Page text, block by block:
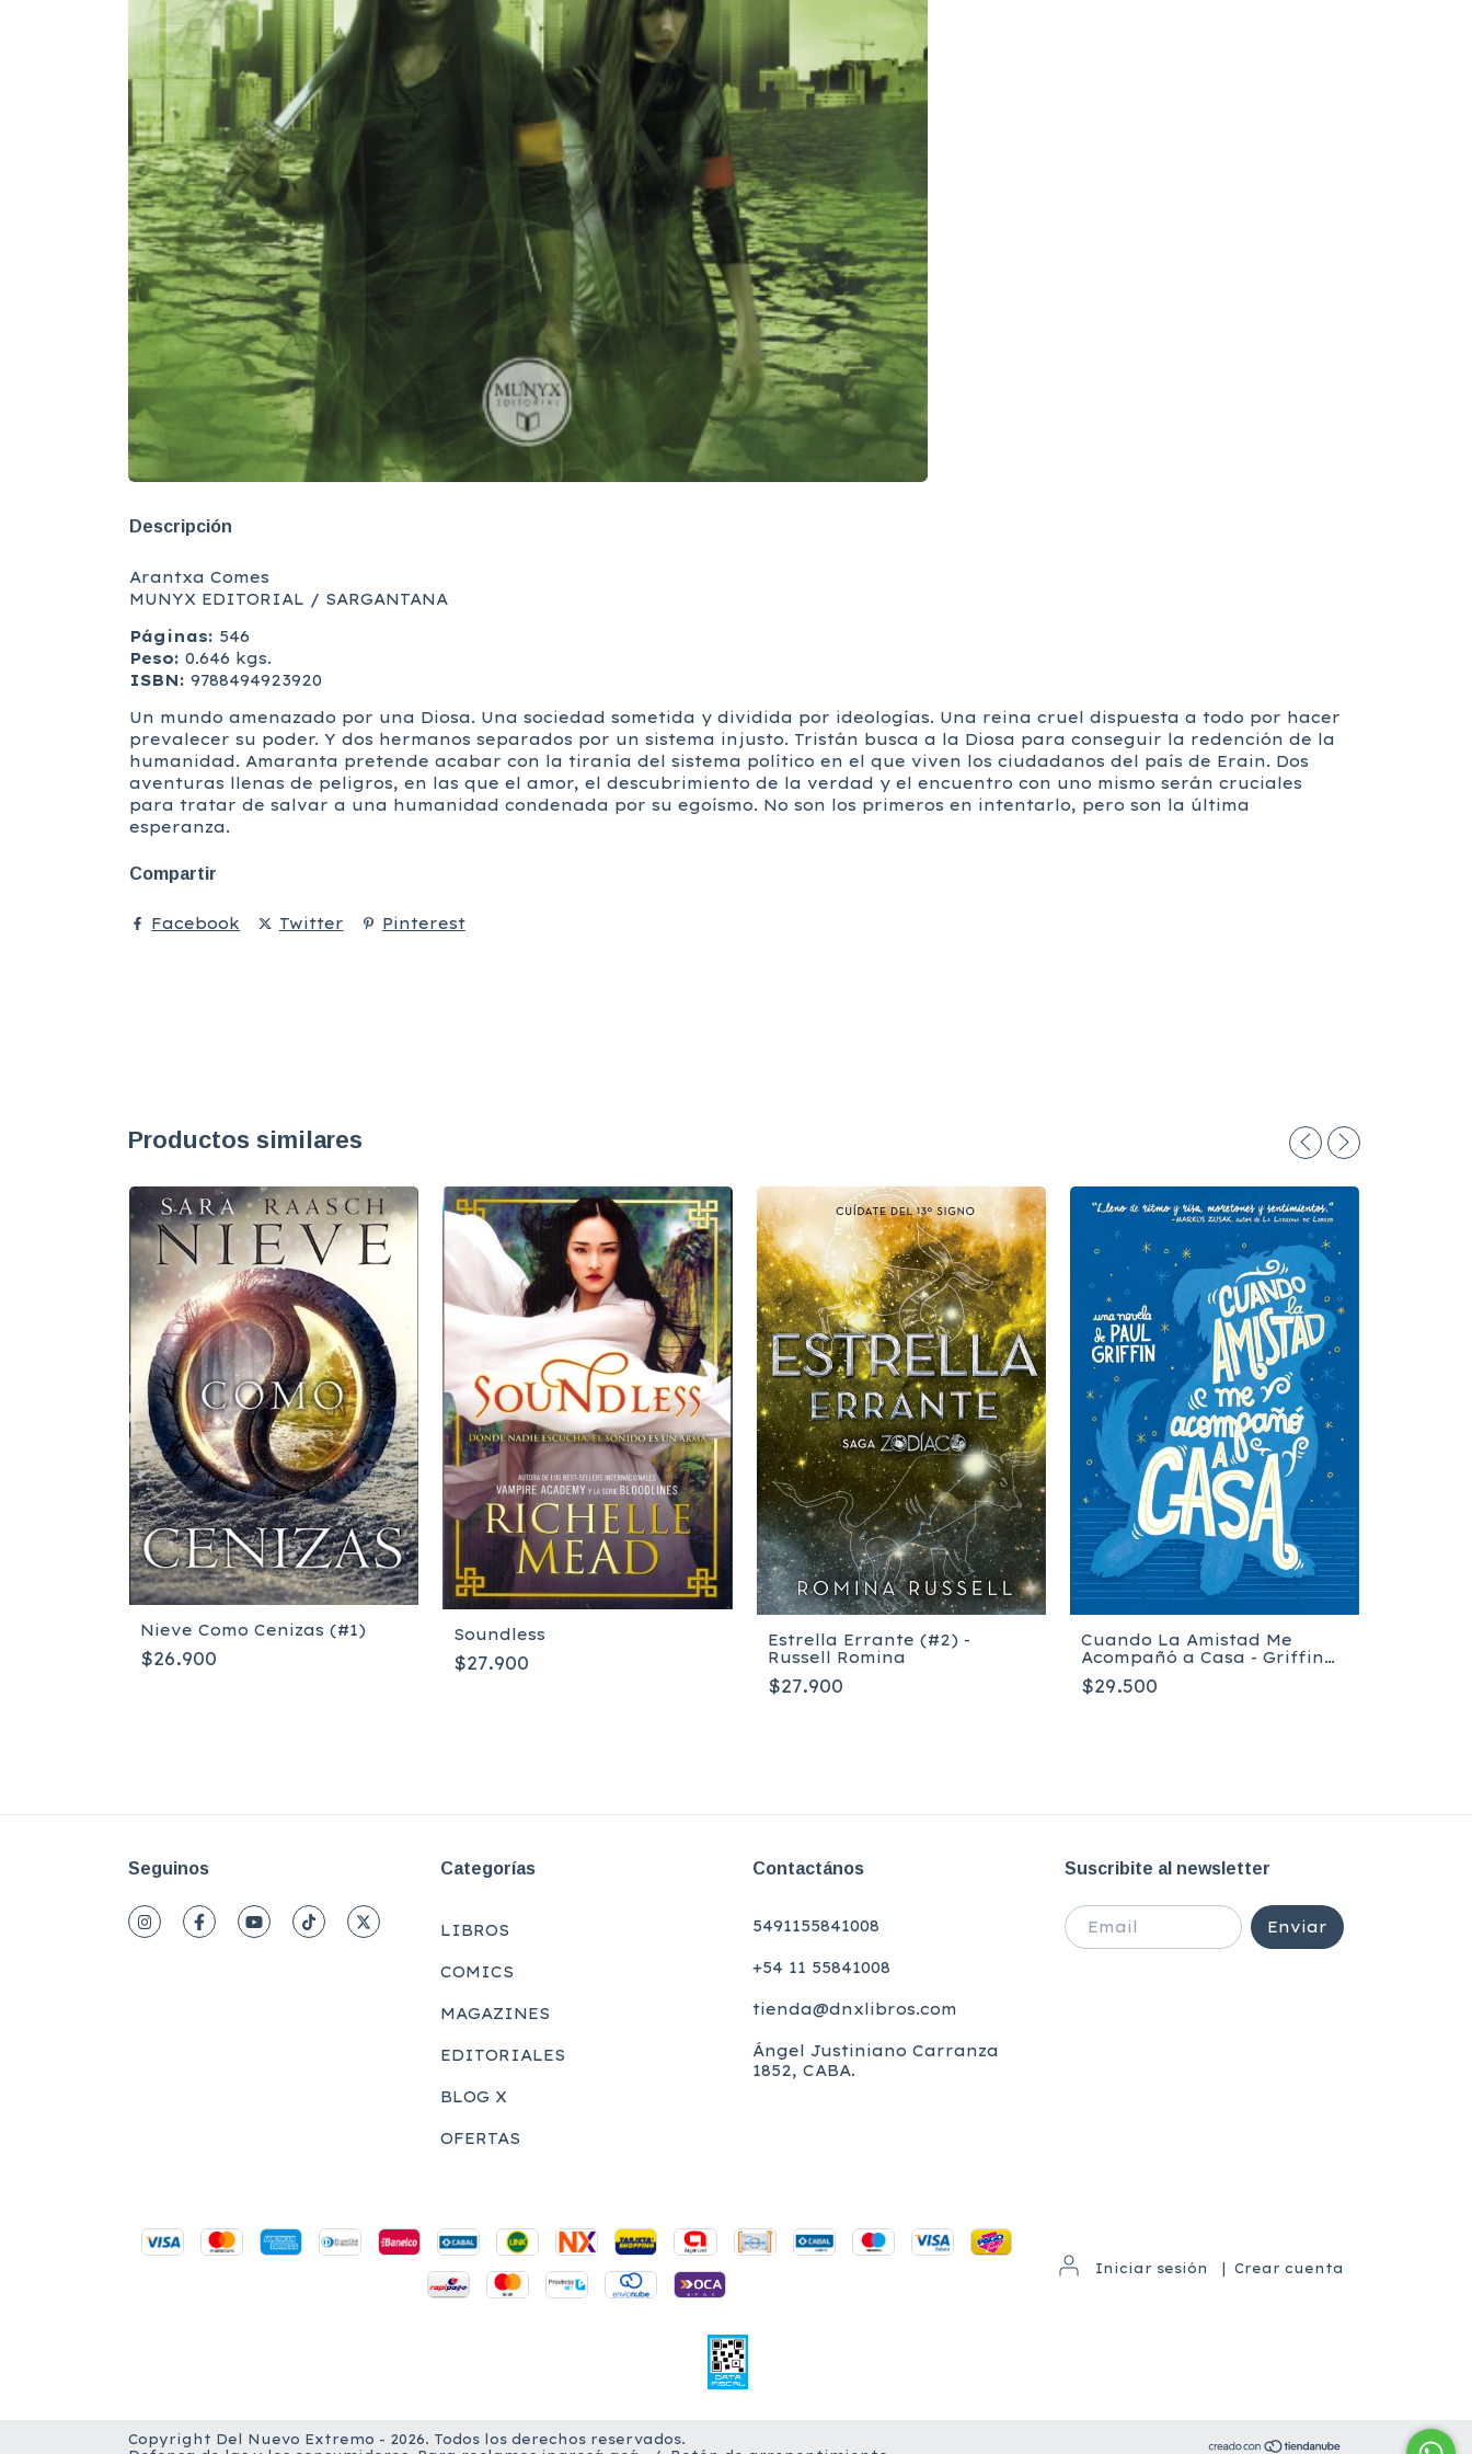
Descripción
Arantxa Comes
MUNYX EDITORIAL / SARGANTANA
Páginas: 546
Peso: 0.646 kgs.
ISBN: 9788494923920
Un mundo amenazado por una Diosa. Una sociedad sometida y dividida por ideologías. Una reina cruel dispuesta a todo por hacer
prevalecer su poder. Y dos hermanos separados por un sistema injusto. Tristán busca a la Diosa para conseguir la redención de la
humanidad. Amaranta pretende acabar con la tiranía del sistema político en el que viven los ciudadanos del país de Erain. Dos
aventuras llenas de peligros, en las que el amor, el descubrimiento de la verdad y el encuentro con uno mismo serán cruciales
para tratar de salvar a una humanidad condenada por su egoísmo. No son los primeros en intentarlo, pero son la última
esperanza.
Compartir
Facebook Twitter Pinterest
Productos similares
Nieve Como Cenizas (#1)
$26.900
Soundless
$27.900
Estrella Errante (#2) -
Russell Romina
$27.900
Cuando La Amistad Me
Acompañó a Casa - Griffin
Paul
$29.500
Seguinos Categorías
LIBROS
COMICS
MAGAZINES
EDITORIALES
BLOG X
OFERTAS
Contactános
5491155841008
+54 11 55841008
tienda@dnxlibros.com
Ángel Justiniano Carranza
1852, CABA.
Suscribite al newsletter
Iniciar sesión Crear cuenta
Copyright Del Nuevo Extremo - 2026. Todos los derechos reservados.